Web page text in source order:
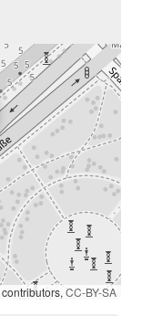
contributors,CC-BY-SA